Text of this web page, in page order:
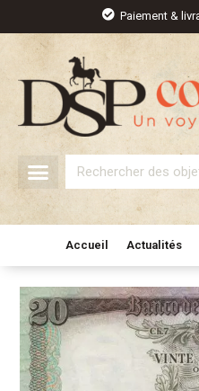
contenu
Paiement &
Rechercher
Accueil Actualités